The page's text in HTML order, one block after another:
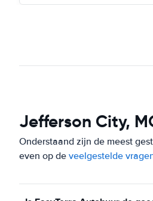
Jefferson City,
Onderstaand zijn de meest
even op de veelgestelde